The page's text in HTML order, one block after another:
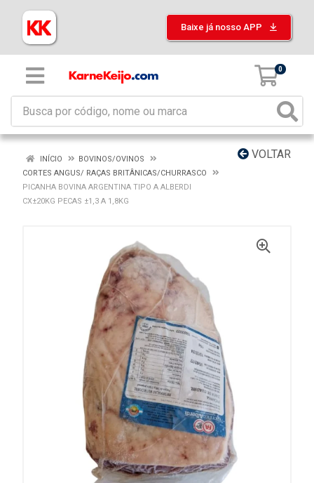
Baixe já nosso APP
0
VOLTAR
INÍCIO
BOVINOS/OVINOS
CORTES ANGUS/ RAÇAS BRITÂNICAS/CHURRASCO
PICANHA BOVINA ARGENTINA TIPO A ALBERDI
CX±20KG PECAS ±1,3 A 1,8KG